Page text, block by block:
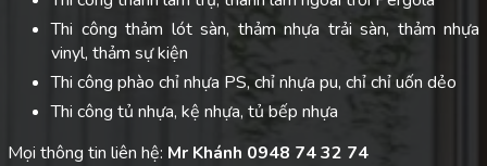
Thi công thảm lót sàn, thảm nhựa trải sàn, thảm nhựa
vinyl, thảm sự kiện
Thi công phào chỉ nhựa PS, chỉ nhựa pu, chỉ chỉ uốn dẻo
Thi công tủ nhựa, kệ nhựa, tủ bếp nhựa
Mọi thông tin liên hệ: Mr Khánh 0948 74 32 74